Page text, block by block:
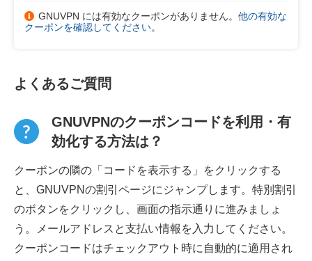
GNUVPN には有効なクーポンがありません。 他の有効な
クーポンを確認してください。
よくあるご質問
GNUVPNのクーポンコードを利用・有
効化する方法は？
クーポンの隣の「コードを表示する」をクリックする
と、GNUVPNの割引ページにジャンプします。特別割引
のボタンをクリックし、画面の指示通りに進みましょ
う。メールアドレスと支払い情報を入力してください。
クーポンコードはチェックアウト時に自動的に適用され